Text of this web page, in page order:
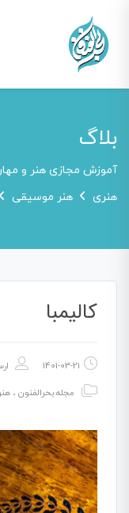
بلاگ
آموزش مجازی هنر و
هنری
هنر موسیقی
کالیمبا
1401-03-21
مجله بحرالفنون ،